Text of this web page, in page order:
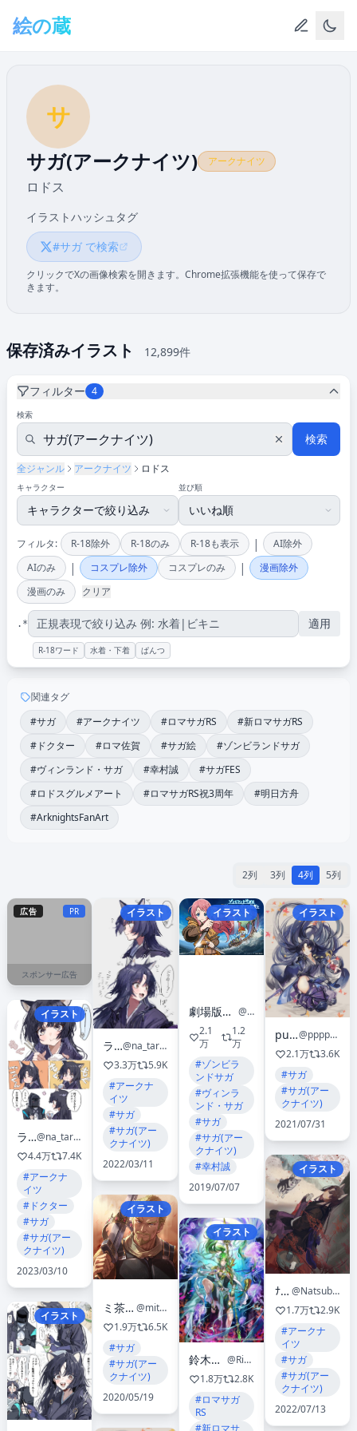
絵の蔵
サ
サガ(アークナイツ) アークナイツ
ロドス
イラストハッシュタグ
#サガ で検索
クリックでXの画像検索を開きます。Chrome拡張機能を使って保存で
きます。
保存済みイラスト 12,899件
フィルター 4
検索
検索
全ジャンル アークナイツ ロドス
キャラクター 並び順
フィルタ: R-18除外 R-18のみ R-18も表示 |
AI除外
AIのみ
| コスプレ除外 コスプレのみ |
漫画除外
漫画のみ
クリア
.* 適用
R-18ワード 水着・下着 ぱんつ
関連タグ
#サガ
#アークナイツ #ロマサガRS
#新ロマサガRS
#ドクター
#ロマ佐賀 #サガ絵
#ゾンビランドサガ
#ヴィンランド・サガ
#幸村誠
#サガFES
#ロドスグルメアート
#ロマサガRS祝3周年
#明日方舟
#ArknightsFanArt
2列 3列 4列 5列
広告 PR
スポンサー広告
イラスト
ラピス
@na_tarapisu153
4.4万
7.4K
#アークナ
イツ
#ドクター
#サガ
#サガ(アー
クナイツ)
2023/03/10
イラスト
イラスト
ラピス
@na_tarapisu153
3.3万
5.9K
#アークナ
イツ
#サガ
#サガ(アー
クナイツ)
2022/03/11
イラスト
ミ茶(ミチャ)🍵
@mitcher_meier
1.9万
6.5K
#サガ
#サガ(アー
クナイツ)
2020/05/19
イラスト
劇場版『ゾンビランドサガ ゆめぎんがパラダイス』
@zombielandsaga
2.1
万
1.2
万
#ゾンビラ
ンドサガ
#ヴィンラ
ンド・サガ
#サガ
#サガ(アー
クナイツ)
#幸村誠
2019/07/07
イラスト
鈴木理華/Rika Suzuki
@Rika_OwlForest
1.8万
2.8K
#ロマサガ
RS
イラスト
pupps
@pppppupps
2.1万
3.6K
#サガ
#サガ(アー
クナイツ)
2021/07/31
イラスト
ﾅﾂﾊﾞ
@Natsuba002
1.7万
2.9K
#アークナ
イツ
#サガ
#サガ(アー
クナイツ)
2022/07/13